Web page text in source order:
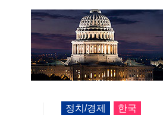
정치/경제 한국